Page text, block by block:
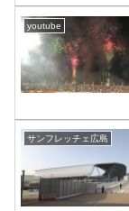
youtube
サンフレッチェ広島